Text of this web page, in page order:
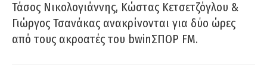
Τάσος Νικολογιάννης, Κώστας Κετσετζόγλου &
Γιώργος Τσανάκας ανακρίνονται για δύο ώρες
από τους ακροατές του bwinΣΠΟΡ FM.